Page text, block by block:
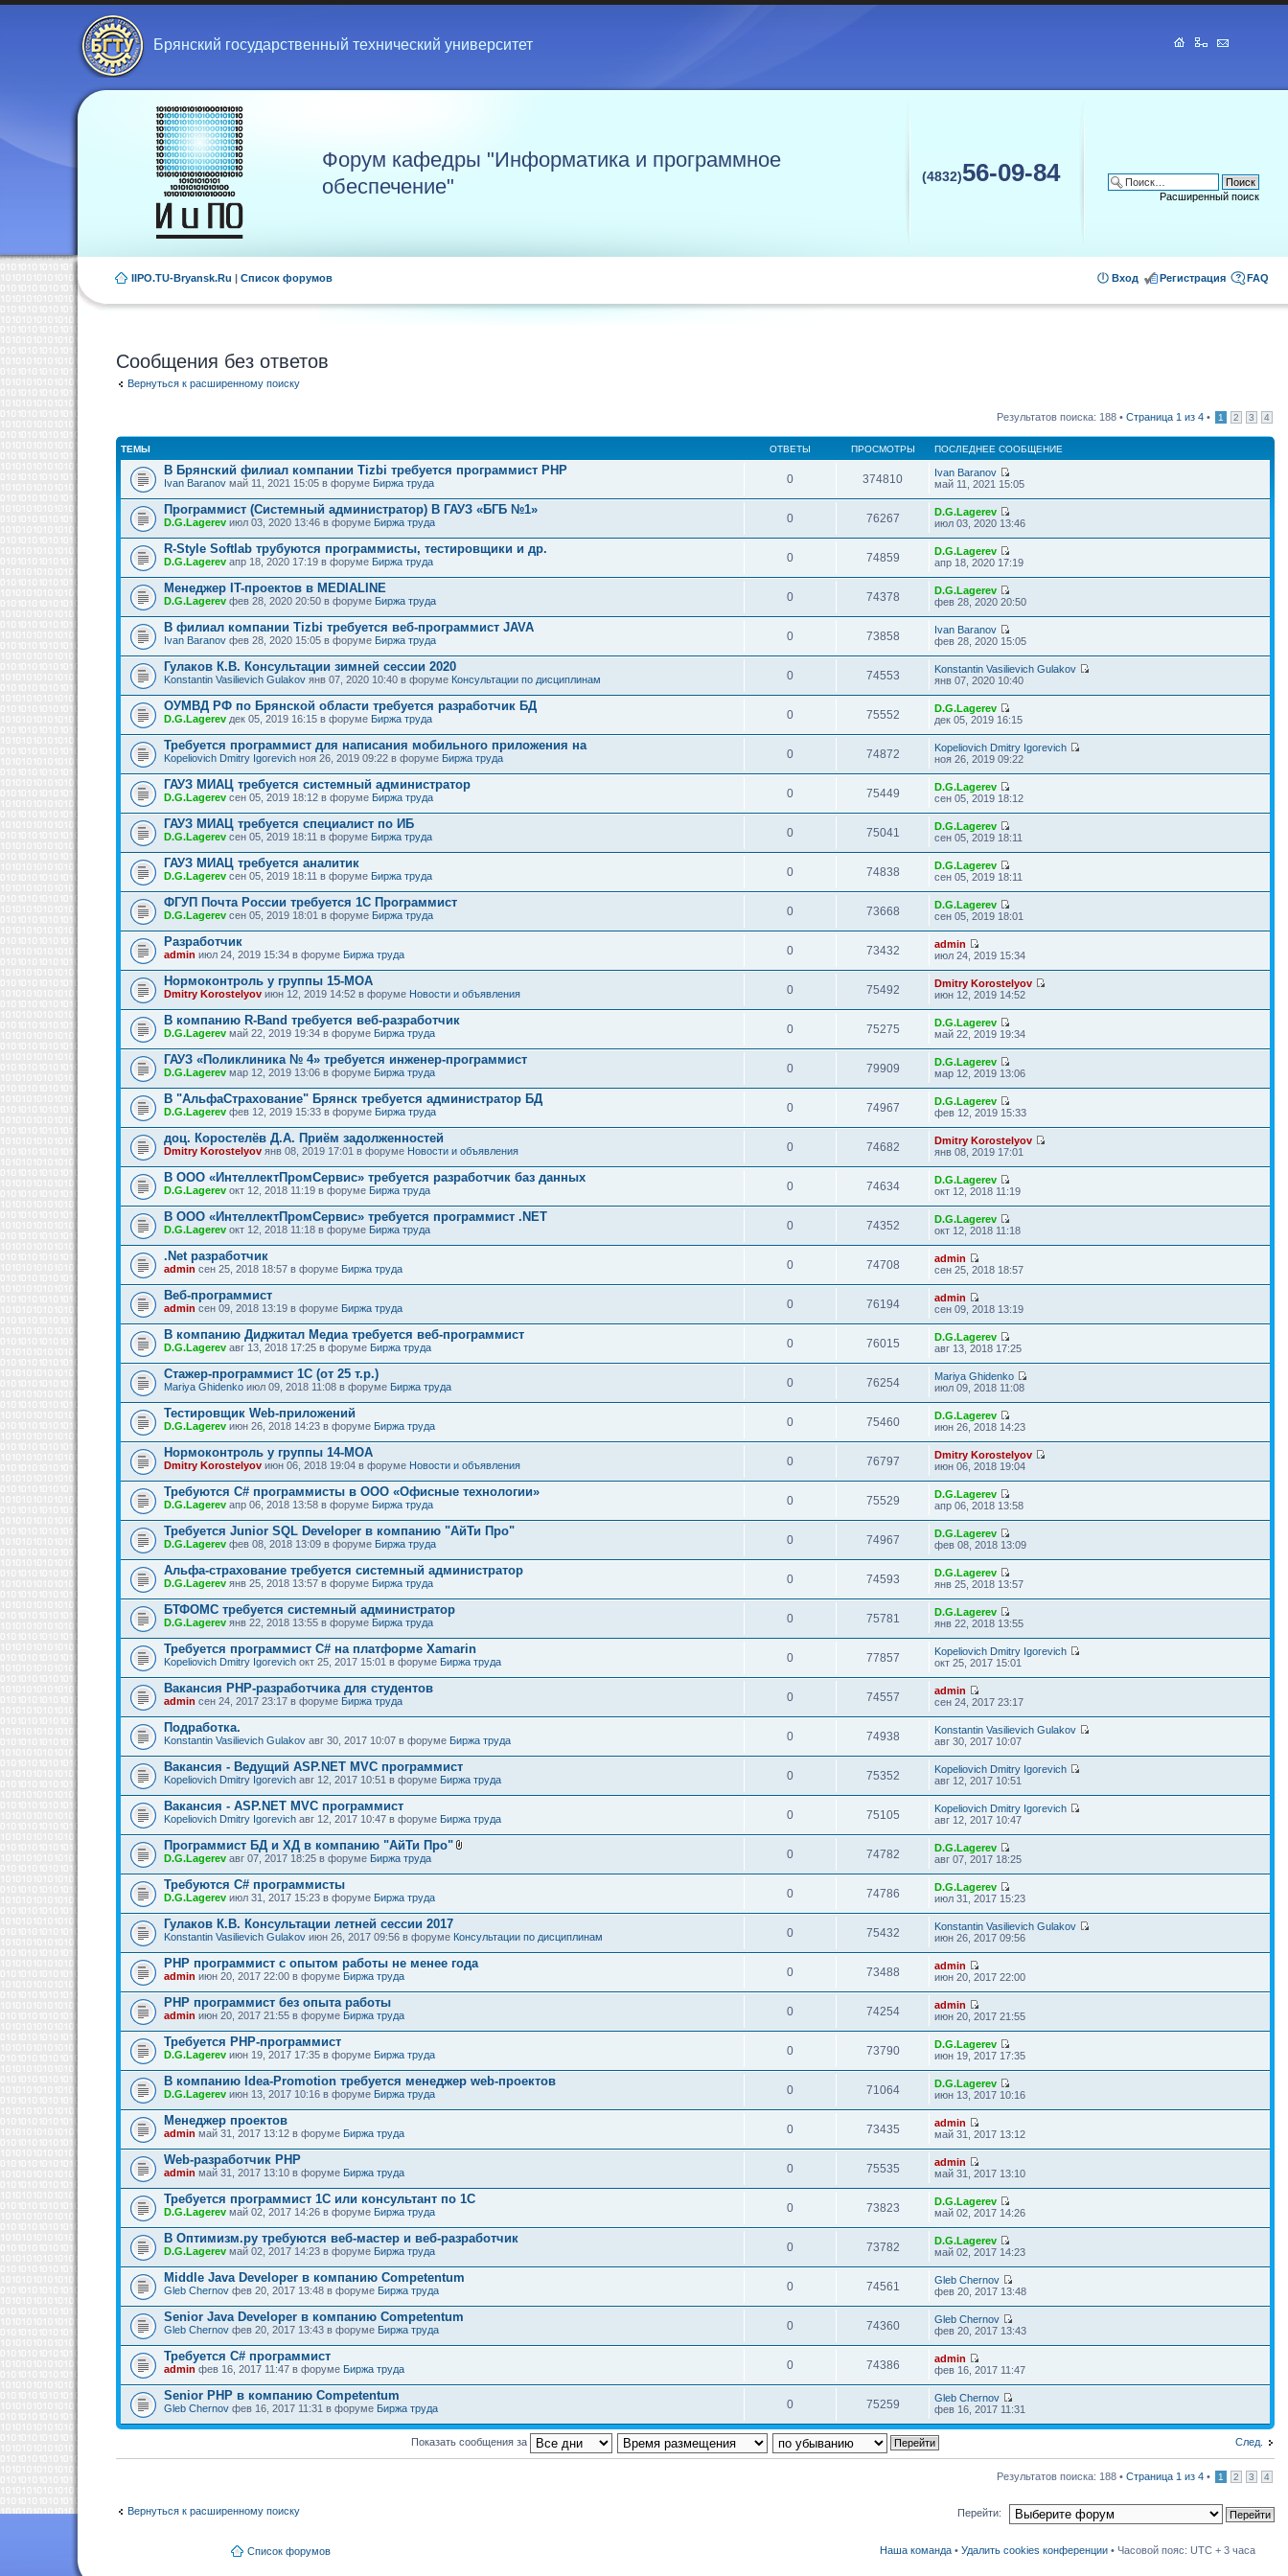
Брянский государственный технический университет
Форум кафедры "Информатика и программное
обеспечение"
(4832)56-09-84
Расширенный поиск
IIPO.TU-Bryansk.Ru | Список форумов FAQ
Регистрация
Вход
Сообщения без ответов
Вернуться к расширенному поиску
Результатов поиска: 188 • Страница 1 из 4 • 1 2 3 4
ТЕМЫ ОТВЕТЫ ПРОСМОТРЫ ПОСЛЕДНЕЕ СООБЩЕНИЕ
В Брянский филиал компании Tizbi требуется программист PHP
Ivan Baranov май 11, 2021 15:05 в форуме Биржа труда 0 374810
Ivan Baranov
май 11, 2021 15:05
Программист (Системный администратор) В ГАУЗ «БГБ №1»
D.G.Lagerev июл 03, 2020 13:46 в форуме Биржа труда 0 76267
D.G.Lagerev
июл 03, 2020 13:46
R-Style Softlab трубуются программисты, тестировщики и др.
D.G.Lagerev апр 18, 2020 17:19 в форуме Биржа труда 0 74859
D.G.Lagerev
апр 18, 2020 17:19
Менеджер IT-проектов в MEDIALINE
D.G.Lagerev фев 28, 2020 20:50 в форуме Биржа труда 0 74378
D.G.Lagerev
фев 28, 2020 20:50
В филиал компании Tizbi требуется веб-программист JAVA
Ivan Baranov фев 28, 2020 15:05 в форуме Биржа труда 0 73858
Ivan Baranov
фев 28, 2020 15:05
Гулаков К.В. Консультации зимней сессии 2020
Konstantin Vasilievich Gulakov янв 07, 2020 10:40 в форуме Консультации по дисциплинам 0 74553
Konstantin Vasilievich Gulakov
янв 07, 2020 10:40
ОУМВД РФ по Брянской области требуется разработчик БД
D.G.Lagerev дек 05, 2019 16:15 в форуме Биржа труда 0 75552
D.G.Lagerev
дек 05, 2019 16:15
Требуется программист для написания мобильного приложения на
Kopeliovich Dmitry Igorevich ноя 26, 2019 09:22 в форуме Биржа труда 0 74872
Kopeliovich Dmitry Igorevich
ноя 26, 2019 09:22
ГАУЗ МИАЦ требуется системный администратор
D.G.Lagerev сен 05, 2019 18:12 в форуме Биржа труда 0 75449
D.G.Lagerev
сен 05, 2019 18:12
ГАУЗ МИАЦ требуется специалист по ИБ
D.G.Lagerev сен 05, 2019 18:11 в форуме Биржа труда 0 75041
D.G.Lagerev
сен 05, 2019 18:11
ГАУЗ МИАЦ требуется аналитик
D.G.Lagerev сен 05, 2019 18:11 в форуме Биржа труда 0 74838
D.G.Lagerev
сен 05, 2019 18:11
ФГУП Почта России требуется 1С Программист
D.G.Lagerev сен 05, 2019 18:01 в форуме Биржа труда 0 73668
D.G.Lagerev
сен 05, 2019 18:01
Разработчик
admin июл 24, 2019 15:34 в форуме Биржа труда 0 73432
admin
июл 24, 2019 15:34
Нормоконтроль у группы 15-МОА
Dmitry Korostelyov июн 12, 2019 14:52 в форуме Новости и объявления 0 75492
Dmitry Korostelyov
июн 12, 2019 14:52
В компанию R-Band требуется веб-разработчик
D.G.Lagerev май 22, 2019 19:34 в форуме Биржа труда 0 75275
D.G.Lagerev
май 22, 2019 19:34
ГАУЗ «Поликлиника № 4» требуется инженер-программист
D.G.Lagerev мар 12, 2019 13:06 в форуме Биржа труда 0 79909
D.G.Lagerev
мар 12, 2019 13:06
В "АльфаСтрахование" Брянск требуется администратор БД
D.G.Lagerev фев 12, 2019 15:33 в форуме Биржа труда 0 74967
D.G.Lagerev
фев 12, 2019 15:33
доц. Коростелёв Д.А. Приём задолженностей
Dmitry Korostelyov янв 08, 2019 17:01 в форуме Новости и объявления 0 74682
Dmitry Korostelyov
янв 08, 2019 17:01
В ООО «ИнтеллектПромСервис» требуется разработчик баз данных
D.G.Lagerev окт 12, 2018 11:19 в форуме Биржа труда 0 74634
D.G.Lagerev
окт 12, 2018 11:19
В ООО «ИнтеллектПромСервис» требуется программист .NET
D.G.Lagerev окт 12, 2018 11:18 в форуме Биржа труда 0 74352
D.G.Lagerev
окт 12, 2018 11:18
.Net разработчик
admin сен 25, 2018 18:57 в форуме Биржа труда 0 74708
admin
сен 25, 2018 18:57
Веб-программист
admin сен 09, 2018 13:19 в форуме Биржа труда 0 76194
admin
сен 09, 2018 13:19
В компанию Диджитал Медиа требуется веб-программист
D.G.Lagerev авг 13, 2018 17:25 в форуме Биржа труда 0 76015
D.G.Lagerev
авг 13, 2018 17:25
Стажер-программист 1С (от 25 т.р.)
Mariya Ghidenko июл 09, 2018 11:08 в форуме Биржа труда 0 76254
Mariya Ghidenko
июл 09, 2018 11:08
Тестировщик Web-приложений
D.G.Lagerev июн 26, 2018 14:23 в форуме Биржа труда 0 75460
D.G.Lagerev
июн 26, 2018 14:23
Нормоконтроль у группы 14-МОА
Dmitry Korostelyov июн 06, 2018 19:04 в форуме Новости и объявления 0 76797
Dmitry Korostelyov
июн 06, 2018 19:04
Требуются C# программисты в ООО «Офисные технологии»
D.G.Lagerev апр 06, 2018 13:58 в форуме Биржа труда 0 75529
D.G.Lagerev
апр 06, 2018 13:58
Требуется Junior SQL Developer в компанию "АйТи Про"
D.G.Lagerev фев 08, 2018 13:09 в форуме Биржа труда 0 74967
D.G.Lagerev
фев 08, 2018 13:09
Альфа-страхование требуется системный администратор
D.G.Lagerev янв 25, 2018 13:57 в форуме Биржа труда 0 74593
D.G.Lagerev
янв 25, 2018 13:57
БТФОМС требуется системный администратор
D.G.Lagerev янв 22, 2018 13:55 в форуме Биржа труда 0 75781
D.G.Lagerev
янв 22, 2018 13:55
Требуется программист C# на платформе Xamarin
Kopeliovich Dmitry Igorevich окт 25, 2017 15:01 в форуме Биржа труда 0 77857
Kopeliovich Dmitry Igorevich
окт 25, 2017 15:01
Вакансия PHP-разработчика для студентов
admin сен 24, 2017 23:17 в форуме Биржа труда 0 74557
admin
сен 24, 2017 23:17
Подработка.
Konstantin Vasilievich Gulakov авг 30, 2017 10:07 в форуме Биржа труда 0 74938
Konstantin Vasilievich Gulakov
авг 30, 2017 10:07
Вакансия - Ведущий ASP.NET MVC программист
Kopeliovich Dmitry Igorevich авг 12, 2017 10:51 в форуме Биржа труда 0 75352
Kopeliovich Dmitry Igorevich
авг 12, 2017 10:51
Вакансия - ASP.NET MVC программист
Kopeliovich Dmitry Igorevich авг 12, 2017 10:47 в форуме Биржа труда 0 75105
Kopeliovich Dmitry Igorevich
авг 12, 2017 10:47
Программист БД и ХД в компанию "АйТи Про"
D.G.Lagerev авг 07, 2017 18:25 в форуме Биржа труда 0 74782
D.G.Lagerev
авг 07, 2017 18:25
Требуются C# программисты
D.G.Lagerev июл 31, 2017 15:23 в форуме Биржа труда 0 74786
D.G.Lagerev
июл 31, 2017 15:23
Гулаков К.В. Консультации летней сессии 2017
Konstantin Vasilievich Gulakov июн 26, 2017 09:56 в форуме Консультации по дисциплинам 0 75432
Konstantin Vasilievich Gulakov
июн 26, 2017 09:56
PHP программист с опытом работы не менее года
admin июн 20, 2017 22:00 в форуме Биржа труда 0 73488
admin
июн 20, 2017 22:00
PHP программист без опыта работы
admin июн 20, 2017 21:55 в форуме Биржа труда 0 74254
admin
июн 20, 2017 21:55
Требуется PHP-программист
D.G.Lagerev июн 19, 2017 17:35 в форуме Биржа труда 0 73790
D.G.Lagerev
июн 19, 2017 17:35
В компанию Idea-Promotion требуется менеджер web-проектов
D.G.Lagerev июн 13, 2017 10:16 в форуме Биржа труда 0 71064
D.G.Lagerev
июн 13, 2017 10:16
Менеджер проектов
admin май 31, 2017 13:12 в форуме Биржа труда 0 73435
admin
май 31, 2017 13:12
Web-разработчик PHP
admin май 31, 2017 13:10 в форуме Биржа труда 0 75535
admin
май 31, 2017 13:10
Требуется программист 1C или консультант по 1C
D.G.Lagerev май 02, 2017 14:26 в форуме Биржа труда 0 73823
D.G.Lagerev
май 02, 2017 14:26
В Оптимизм.ру требуются веб-мастер и веб-разработчик
D.G.Lagerev май 02, 2017 14:23 в форуме Биржа труда 0 73782
D.G.Lagerev
май 02, 2017 14:23
Middle Java Developer в компанию Competentum
Gleb Chernov фев 20, 2017 13:48 в форуме Биржа труда 0 74561
Gleb Chernov
фев 20, 2017 13:48
Senior Java Developer в компанию Competentum
Gleb Chernov фев 20, 2017 13:43 в форуме Биржа труда 0 74360
Gleb Chernov
фев 20, 2017 13:43
Требуется C# программист
admin фев 16, 2017 11:47 в форуме Биржа труда 0 74386
admin
фев 16, 2017 11:47
Senior PHP в компанию Competentum
Gleb Chernov фев 16, 2017 11:31 в форуме Биржа труда 0 75259
Gleb Chernov
фев 16, 2017 11:31
След.
Показать сообщения за
Результатов поиска: 188 • Страница 1 из 4 • 1 2 3 4
Вернуться к расширенному поиску Перейти:
Список форумов Наша команда • Удалить cookies конференции • Часовой пояс: UTC + 3 часа